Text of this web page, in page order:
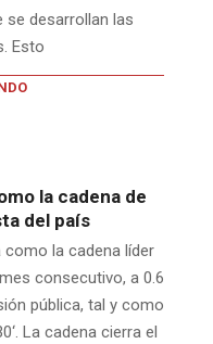
se desarrollan las
Esto
la cadena de
del país
como la cadena líder
consecutivo, a 0.6
pública, tal y como
La cadena cierra el